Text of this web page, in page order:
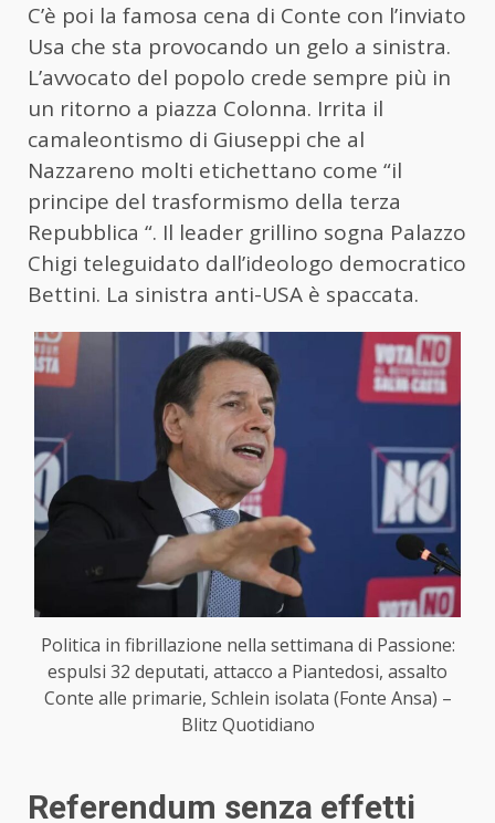
C’è poi la famosa cena di Conte con l’inviato
Usa che sta provocando un gelo a sinistra.
L’avvocato del popolo crede sempre più in
un ritorno a piazza Colonna. Irrita il
camaleontismo di Giuseppi che al
Nazzareno molti etichettano come “il
principe del trasformismo della terza
Repubblica “. Il leader grillino sogna Palazzo
Chigi teleguidato dall’ideologo democratico
Bettini. La sinistra anti-USA è spaccata.
Politica in fibrillazione nella settimana di Passione:
espulsi 32 deputati, attacco a Piantedosi, assalto
Conte alle primarie, Schlein isolata (Fonte Ansa) –
Blitz Quotidiano
Referendum senza effetti